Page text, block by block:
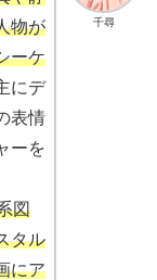
千尋
物が
ーケ
にデ
表情
ーを
図
タル
にア